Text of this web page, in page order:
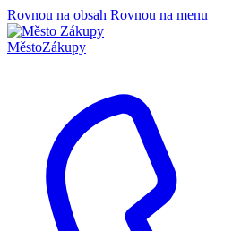
Rovnou na obsah Rovnou na menu
MěstoZákupy